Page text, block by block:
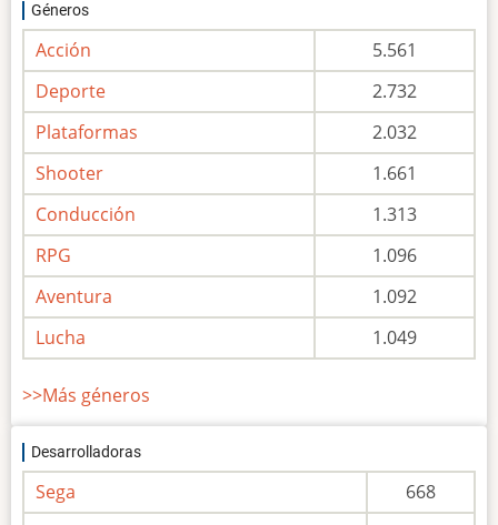
Géneros
Acción
5.561
Deporte
2.732
Plataformas
2.032
Shooter
1.661
Conducción
1.313
RPG
1.096
Aventura
1.092
Lucha
1.049
>>Más géneros
Desarrolladoras
Sega
668